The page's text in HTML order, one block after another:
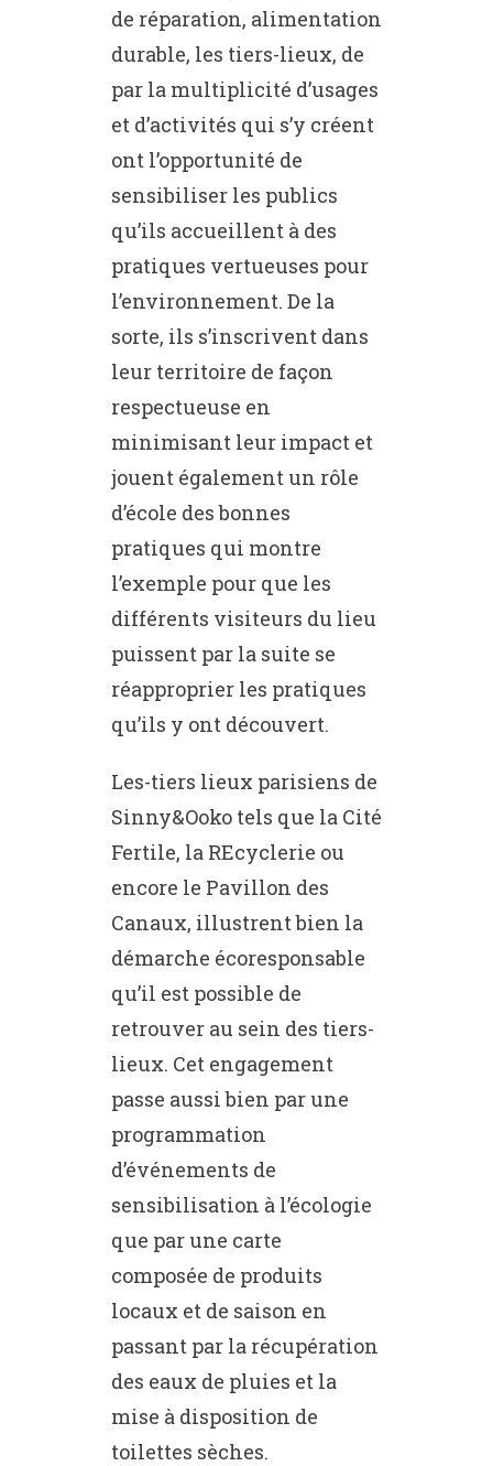
de réparation, alimentation
durable, les tiers-lieux, de
par la multiplicité d’usages
et d’activités qui s’y créent
ont l’opportunité de
sensibiliser les publics
qu’ils accueillent à des
pratiques vertueuses pour
l’environnement. De la
sorte, ils s’inscrivent dans
leur territoire de façon
respectueuse en
minimisant leur impact et
jouent également un rôle
d’école des bonnes
pratiques qui montre
l’exemple pour que les
différents visiteurs du lieu
puissent par la suite se
réapproprier les pratiques
qu’ils y ont découvert.
Les-tiers lieux parisiens de
Sinny&Ooko tels que la Cité
Fertile, la REcyclerie ou
encore le Pavillon des
Canaux, illustrent bien la
démarche écoresponsable
qu’il est possible de
retrouver au sein des tiers-
lieux. Cet engagement
passe aussi bien par une
programmation
d’événements de
sensibilisation à l’écologie
que par une carte
composée de produits
locaux et de saison en
passant par la récupération
des eaux de pluies et la
mise à disposition de
toilettes sèches.